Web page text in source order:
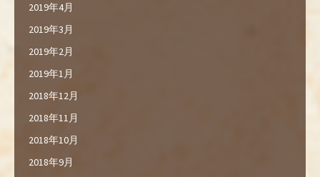
2019年4月
2019年3月
2019年2月
2019年1月
2018年12月
2018年11月
2018年10月
2018年9月